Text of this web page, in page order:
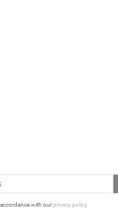
favorites
with ourprivacy policy.